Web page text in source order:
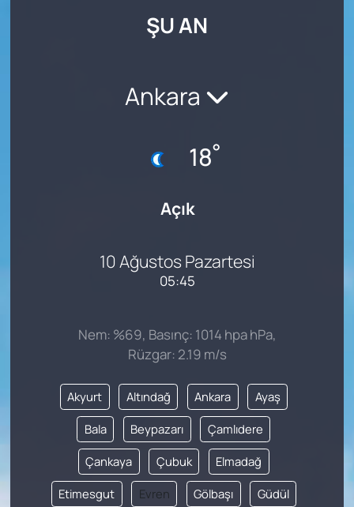
ŞU AN
Ankara
18°
Açık
10 Ağustos Pazartesi
05:45
Nem: %69, Basınç: 1014 hpa hPa,
Rüzgar: 2.19 m/s
Akyurt Altındağ Ankara Ayaş
Bala Beypazarı Çamlıdere
Çankaya Çubuk Elmadağ
Etimesgut Evren Gölbaşı Güdül